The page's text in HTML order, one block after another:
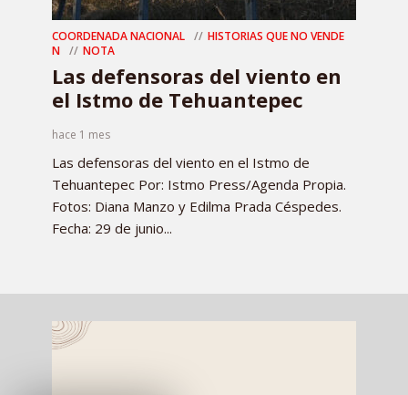
COORDENADA NACIONAL
HISTORIAS QUE NO VENDE
N
NOTA
Las defensoras del viento en
el Istmo de Tehuantepec
hace 1 mes
Las defensoras del viento en el Istmo de
Tehuantepec Por: Istmo Press/Agenda Propia.
Fotos: Diana Manzo y Edilma Prada Céspedes.
Fecha: 29 de junio...